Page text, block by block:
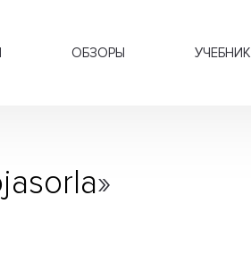
ОБЗОРЫ УЧЕБНИК
»